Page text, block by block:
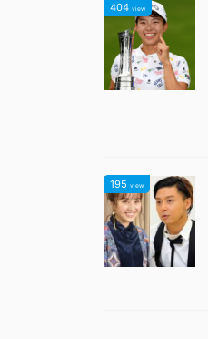
404 view
195 view